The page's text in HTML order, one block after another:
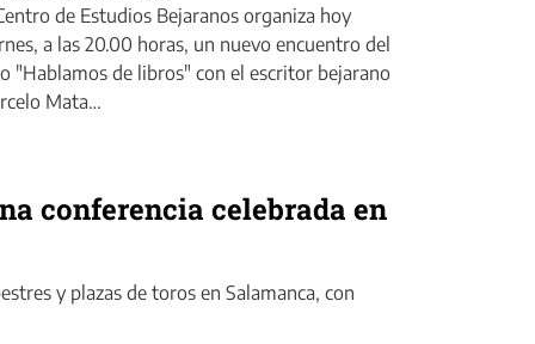
de Estudios Bejaranos organiza hoy
a las 20.00 horas, un nuevo encuentro del
"Hablamos de libros" con el escritor bejarano
Mata…
conferencia celebrada en
y plazas de toros en Salamanca, con